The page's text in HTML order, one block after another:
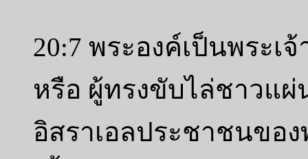
20:7 พระองค์เป็นพระเ
หรือ ผู้ทรงขับไล่ชาวแ
อิสราเอลประชาชนขอ